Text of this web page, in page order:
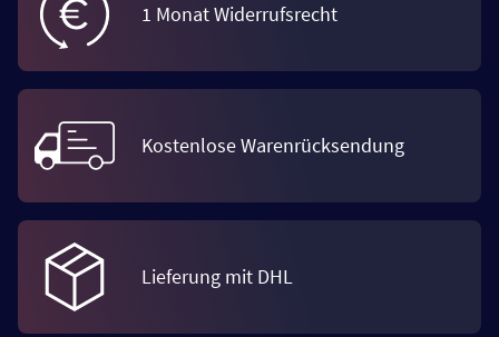
1 Monat Widerrufsrecht
Kostenlose Warenrücksendung
Lieferung mit DHL